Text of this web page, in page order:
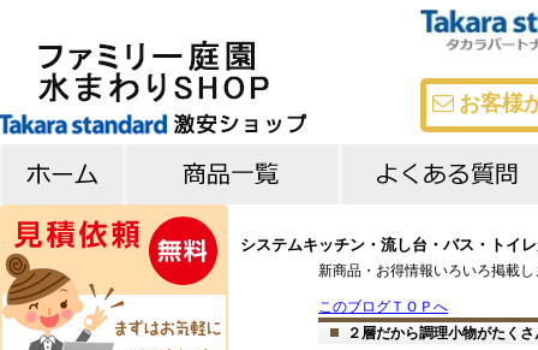
お客様
システムキッチン・流し台・バス・ト
キッチン
バス
洗面台 よくある質問
メーカー比較
新商品・お得情報いろいろ掲載し
このブログＴＯＰへ
２層だから調理小物がたくさ